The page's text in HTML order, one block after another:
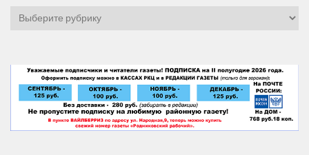
Рубрики